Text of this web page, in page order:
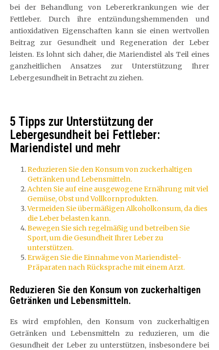
bei der Behandlung von Lebererkrankungen wie der
Fettleber. Durch ihre entzündungshemmenden und
antioxidativen Eigenschaften kann sie einen wertvollen
Beitrag zur Gesundheit und Regeneration der Leber
leisten. Es lohnt sich daher, die Mariendistel als Teil eines
ganzheitlichen Ansatzes zur Unterstützung Ihrer
Lebergesundheit in Betracht zu ziehen.
5 Tipps zur Unterstützung der
Lebergesundheit bei Fettleber:
Mariendistel und mehr
Reduzieren Sie den Konsum von zuckerhaltigen
Getränken und Lebensmitteln.
Achten Sie auf eine ausgewogene Ernährung mit viel
Gemüse, Obst und Vollkornprodukten.
Vermeiden Sie übermäßigen Alkoholkonsum, da dies
die Leber belasten kann.
Bewegen Sie sich regelmäßig und betreiben Sie
Sport, um die Gesundheit Ihrer Leber zu
unterstützen.
Erwägen Sie die Einnahme von Mariendistel-
Präparaten nach Rücksprache mit einem Arzt.
Reduzieren Sie den Konsum von zuckerhaltigen
Getränken und Lebensmitteln.
Es wird empfohlen, den Konsum von zuckerhaltigen
Getränken und Lebensmitteln zu reduzieren, um die
Gesundheit der Leber zu unterstützen, insbesondere bei